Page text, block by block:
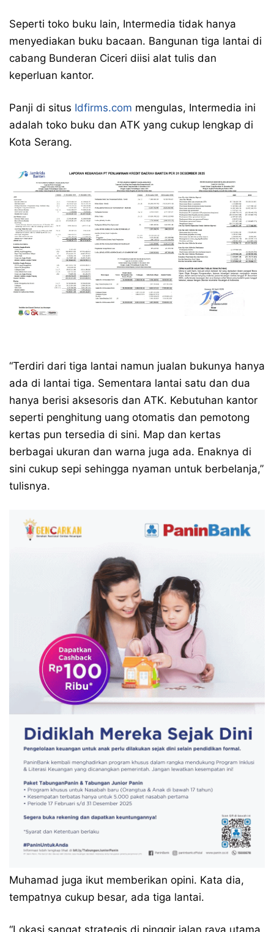
Seperti toko buku lain, Intermedia tidak hanya
menyediakan buku bacaan. Bangunan tiga lantai di
cabang Bunderan Ciceri diisi alat tulis dan
keperluan kantor.
Panji di situs Idfirms.com mengulas, Intermedia ini
adalah toko buku dan ATK yang cukup lengkap di
Kota Serang.
“Terdiri dari tiga lantai namun jualan bukunya hanya
ada di lantai tiga. Sementara lantai satu dan dua
hanya berisi aksesoris dan ATK. Kebutuhan kantor
seperti penghitung uang otomatis dan pemotong
kertas pun tersedia di sini. Map dan kertas
berbagai ukuran dan warna juga ada. Enaknya di
sini cukup sepi sehingga nyaman untuk berbelanja,”
tulisnya.
Muhamad juga ikut memberikan opini. Kata dia,
tempatnya cukup besar, ada tiga lantai.